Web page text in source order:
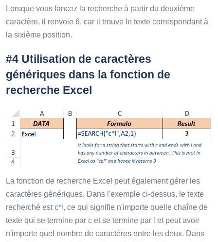
Lorsque vous lancez la recherche à partir du deuxième
caractère, il renvoie 6, car il trouve le texte correspondant à
la sixième position.
#4 Utilisation de caractères
génériques dans la fonction de
recherche Excel
La fonction de recherche Excel peut également gérer les
caractères génériques. Dans l'exemple ci-dessus, le texte
recherché est c*l, ce qui signifie n'importe quelle chaîne de
texte qui se termine par c et se termine par l et peut avoir
n'importe quel nombre de caractères entre les deux. Dans